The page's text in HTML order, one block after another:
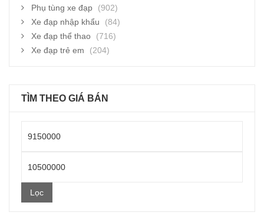
Phụ tùng xe đạp
(902)
Xe đạp nhập khẩu
(84)
Xe đạp thể thao
(716)
Xe đạp trẻ em
(204)
TÌM THEO GIÁ BÁN
nhất
cao
nhất
Lọc